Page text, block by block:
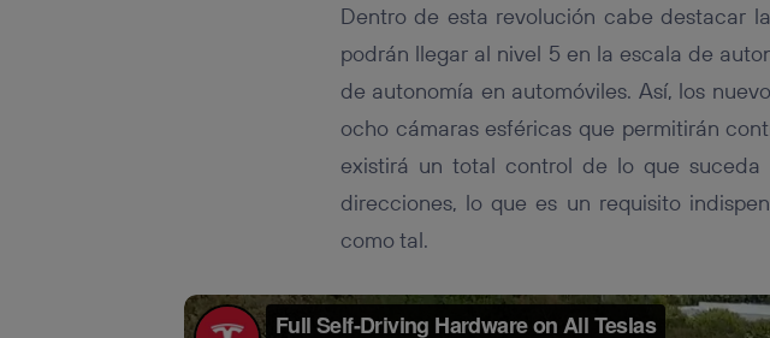
Dentro de esta revolución cabe destacar
podrán llegar al nivel 5 en la escala de
de autonomía en automóviles. Así, los
ocho cámaras esféricas que permitirán
existirá un total control de lo que
direcciones, lo que es un requisito
como tal.